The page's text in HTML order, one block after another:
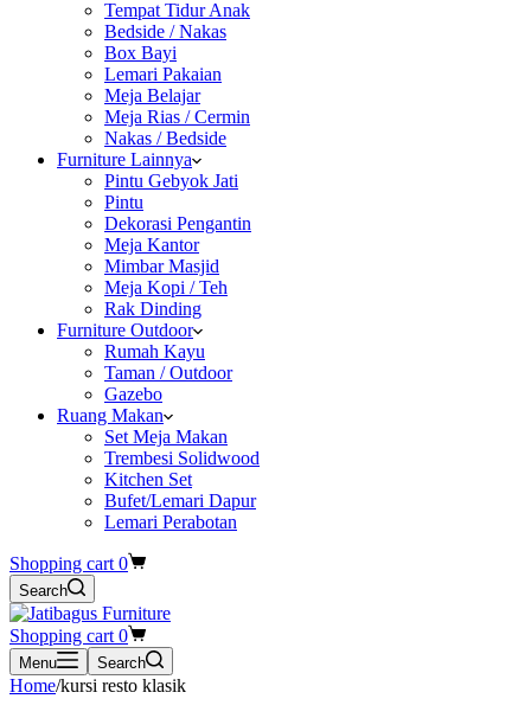
Tempat Tidur Anak
Bedside / Nakas
Box Bayi
Lemari Pakaian
Meja Belajar
Meja Rias / Cermin
Nakas / Bedside
Furniture Lainnya
Pintu Gebyok Jati
Pintu
Dekorasi Pengantin
Meja Kantor
Mimbar Masjid
Meja Kopi / Teh
Rak Dinding
Furniture Outdoor
Rumah Kayu
Taman / Outdoor
Gazebo
Ruang Makan
Set Meja Makan
Trembesi Solidwood
Kitchen Set
Bufet/Lemari Dapur
Lemari Perabotan
Shopping cart 0
Search
Shopping cart 0
Menu Search
Home/kursi resto klasik